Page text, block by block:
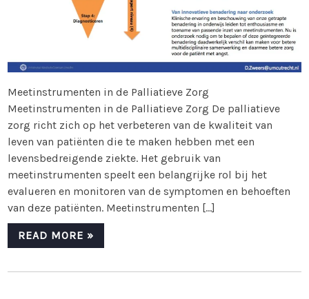
Meetinstrumenten in de Palliatieve Zorg
Meetinstrumenten in de Palliatieve Zorg De palliatieve
zorg richt zich op het verbeteren van de kwaliteit van
leven van patiënten die te maken hebben met een
levensbedreigende ziekte. Het gebruik van
meetinstrumenten speelt een belangrijke rol bij het
evalueren en monitoren van de symptomen en behoeften
van deze patiënten. Meetinstrumenten […]
READ MORE »